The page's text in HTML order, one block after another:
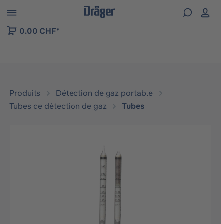
to B2B platform navigation
0.00 CHF*
Produits
Détection de gaz portable
Tubes de détection de gaz
Tubes
Ignorer la galerie d'images